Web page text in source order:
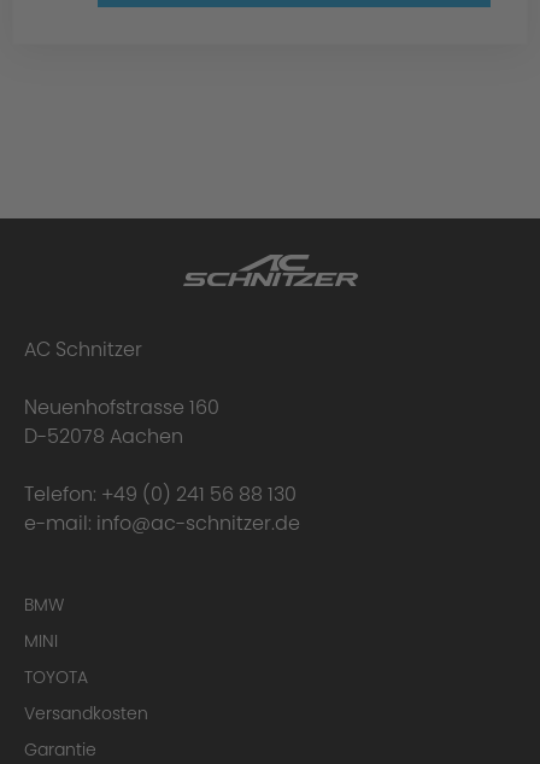
AC Schnitzer
Neuenhofstrasse 160
D-52078 Aachen
Telefon: +49 (0) 241 56 88 130
e-mail: info@ac-schnitzer.de
BMW
MINI
TOYOTA
Versandkosten
Garantie